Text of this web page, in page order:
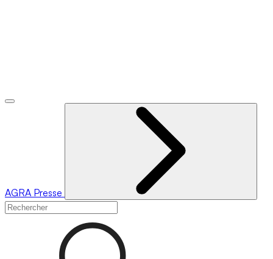
AGRA Presse